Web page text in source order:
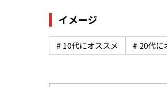
イメージ
# 10代にオススメ # 20代に